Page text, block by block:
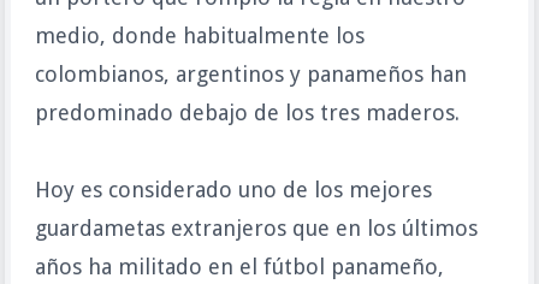
medio, donde habitualmente los
colombianos, argentinos y panameños han
predominado debajo de los tres maderos.
Hoy es considerado uno de los mejores
guardametas extranjeros que en los últimos
años ha militado en el fútbol panameño,